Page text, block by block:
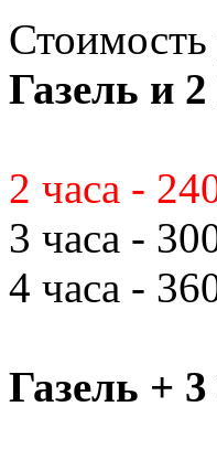
Стоимость
Газель и
2 часа -
3 часа -
4 часа -
Газель +